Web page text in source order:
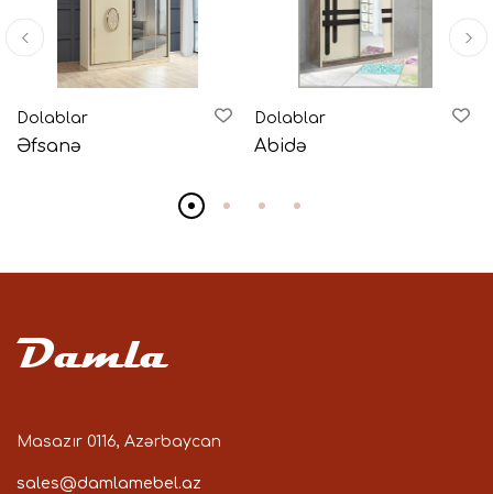
Dolablar
Əfsanə
Dolablar
Abidə
Damla
Masazır 0116, Azərbaycan
sales@damlamebel.az